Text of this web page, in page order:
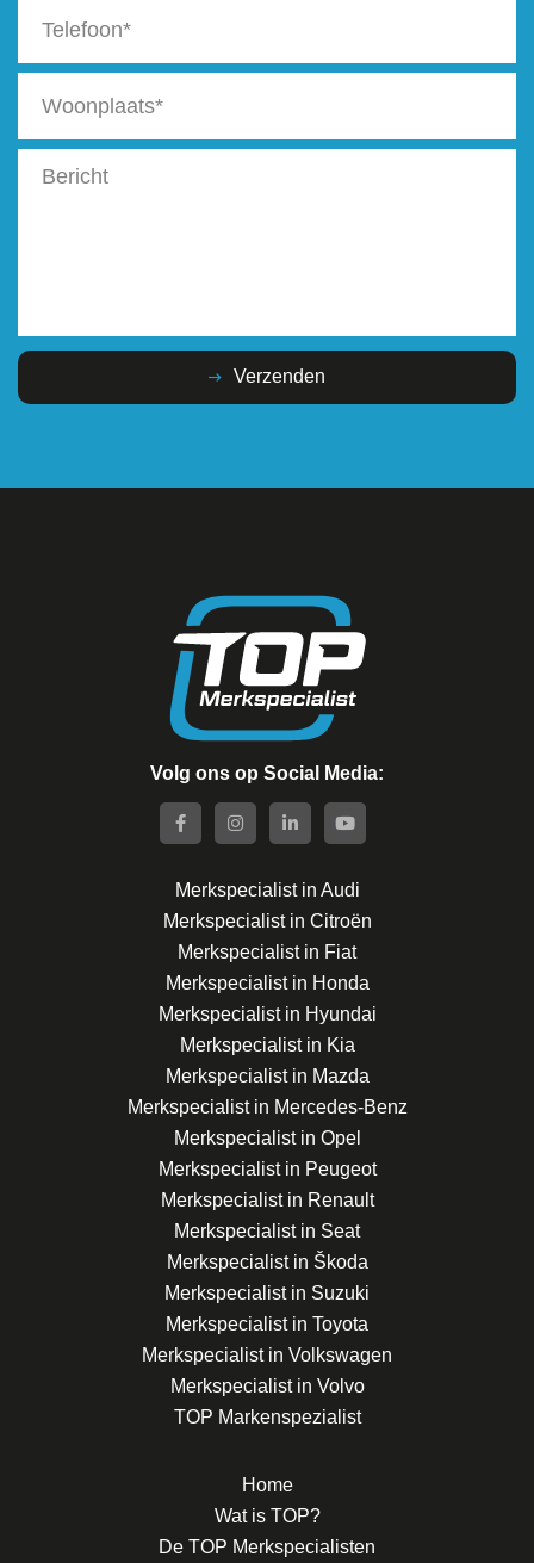
Verzenden
Volg ons op Social Media:
Merkspecialist in Audi
Merkspecialist in Citroën
Merkspecialist in Fiat
Merkspecialist in Honda
Merkspecialist in Hyundai
Merkspecialist in Kia
Merkspecialist in Mazda
Merkspecialist in Mercedes-Benz
Merkspecialist in Opel
Merkspecialist in Peugeot
Merkspecialist in Renault
Merkspecialist in Seat
Merkspecialist in Škoda
Merkspecialist in Suzuki
Merkspecialist in Toyota
Merkspecialist in Volkswagen
Merkspecialist in Volvo
TOP Markenspezialist
Home
Wat is TOP?
De TOP Merkspecialisten